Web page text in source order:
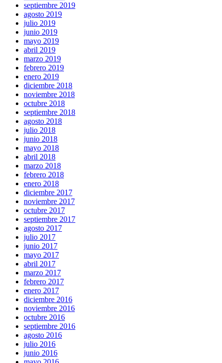
septiembre 2019
agosto 2019
julio 2019
junio 2019
mayo 2019
abril 2019
marzo 2019
febrero 2019
enero 2019
diciembre 2018
noviembre 2018
octubre 2018
septiembre 2018
agosto 2018
julio 2018
junio 2018
mayo 2018
abril 2018
marzo 2018
febrero 2018
enero 2018
diciembre 2017
noviembre 2017
octubre 2017
septiembre 2017
agosto 2017
julio 2017
junio 2017
mayo 2017
abril 2017
marzo 2017
febrero 2017
enero 2017
diciembre 2016
noviembre 2016
octubre 2016
septiembre 2016
agosto 2016
julio 2016
junio 2016